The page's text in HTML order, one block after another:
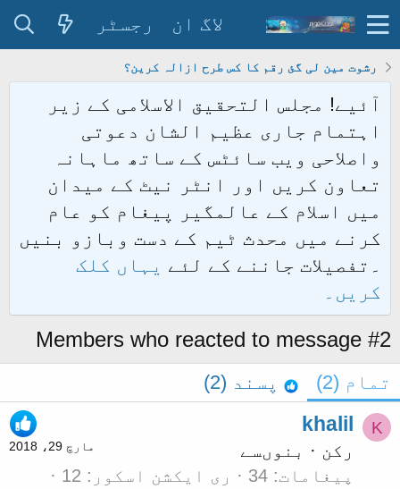
لاگ ان رجسٹر
رشوت مین لی گئ رقم کا کس طرح ازالہ کرین؟
آئیے! مجلس التحقیق الاسلامی کے زیر
اہتمام جاری عظیم الشان دعوتی
واصلاحی ویب سائٹس کے ساتھ ماہانہ
تعاون کریں اور انٹر نیٹ کے میدان
میں اسلام کے عالمگیر پیغام کو عام
کرنے میں محدث ٹیم کے دست وبازو بنیں
۔تفصیلات جاننے کے لئے یہاں کلک
کریں۔
Members who reacted to message #2
تمام (2) پسند (2)
K
مارچ 29، 2018
khalil
رکن · بنوںسے
پیغامات 34 ری ایکشن اسکور
12